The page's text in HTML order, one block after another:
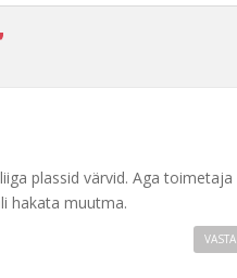
plassid värvid. Aga toimetaja
hakata muutma.
VASTA